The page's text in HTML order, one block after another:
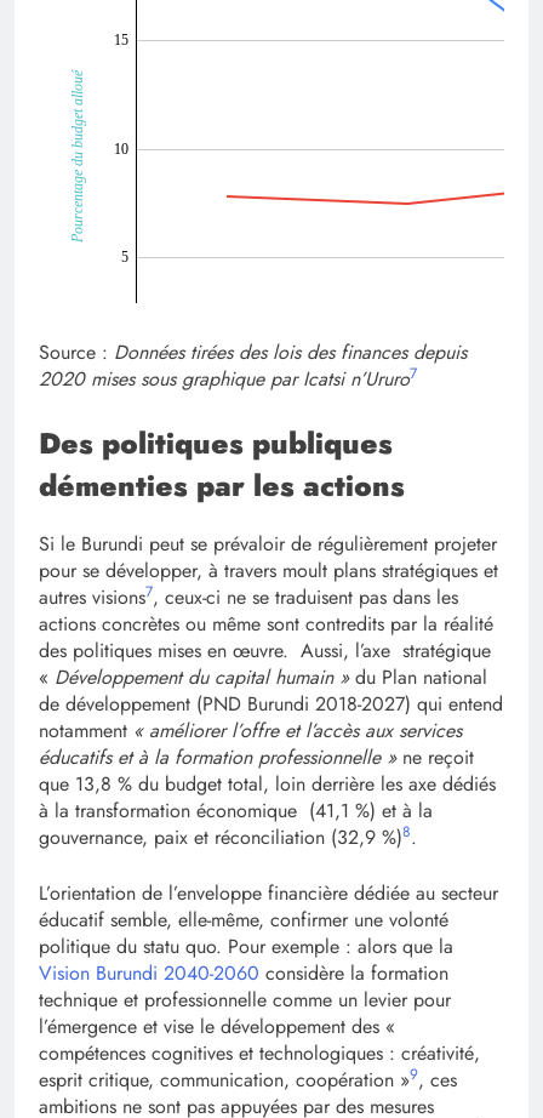
Source : Données tirées des lois des finances depuis
2020 mises sous graphique par Icatsi n’Ururo7
Des politiques publiques
démenties par les actions
Si le Burundi peut se prévaloir de régulièrement projeter
pour se développer, à travers moult plans stratégiques et
autres visions7, ceux-ci ne se traduisent pas dans les
actions concrètes ou même sont contredits par la réalité
des politiques mises en œuvre. Aussi, l’axe stratégique
« Développement du capital humain »du Plan national
de développement (PND Burundi 2018-2027) qui entend
notamment « améliorer l’offre et l’accès aux services
éducatifs et à la formation professionnelle »ne reçoit
que 13,8 % du budget total, loin derrière les axe dédiés
à la transformation économique (41,1 %) et à la
gouvernance, paix et réconciliation (32,9 %)8.
L’orientation de l’enveloppe financière dédiée au secteur
éducatif semble, elle-même, confirmer une volonté
politique du statu quo. Pour exemple : alors que la
Vision Burundi 2040-2060 considère la formation
technique et professionnelle comme un levier pour
l’émergence et vise le développement des «
compétences cognitives et technologiques : créativité,
esprit critique, communication, coopération »9, ces
ambitions ne sont pas appuyées par des mesures